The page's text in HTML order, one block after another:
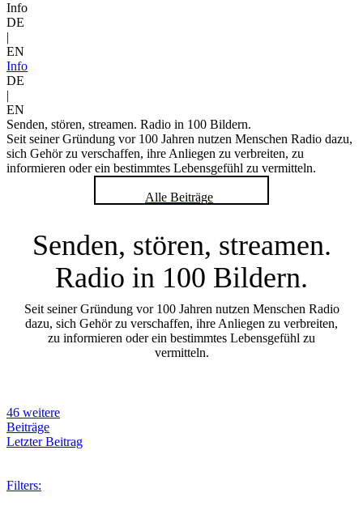
Info
DE
|
EN
Info
DE
|
EN
Senden, stören, streamen. Radio in 100 Bildern.
Seit seiner Gründung vor 100 Jahren nutzen Menschen Radio dazu,
sich Gehör zu verschaffen, ihre Anliegen zu verbreiten, zu
informieren oder ein bestimmtes Lebensgefühl zu vermitteln.
Alle Beiträge
Senden, stören, streamen.
Radio in 100 Bildern.
Seit seiner Gründung vor 100 Jahren nutzen Menschen Radio
dazu, sich Gehör zu verschaffen, ihre Anliegen zu verbreiten,
zu informieren oder ein bestimmtes Lebensgefühl zu
vermitteln.
46 weitere
Beiträge
Letzter Beitrag
Filters: